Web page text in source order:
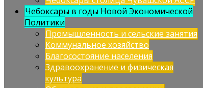
Чебоксары в годы Новой Экономической
Политики
Промышленность и сельские занятия
Коммунальное хозяйство
Благосостояние населения
Здравоохранение и физическая
культура